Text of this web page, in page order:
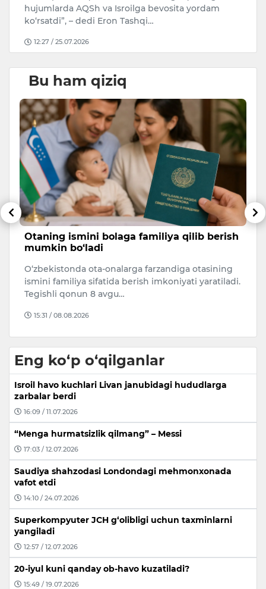
hujumlarda AQSh va Isroilga bevosita yordam
ko‘rsatdi”, – dedi Eron Tashqi…
12:27 / 25.07.2026
Bu ham qiziq
Otaning ismini bolaga familiya qilib berish
mumkin bo‘ladi
O‘zbekistonda ota-onalarga farzandiga otasining
ismini familiya sifatida berish imkoniyati yaratiladi.
Tegishli qonun 8 avgu…
15:31 / 08.08.2026
Eng ko‘p o‘qilganlar
Isroil havo kuchlari Livan janubidagi hududlarga
zarbalar berdi
16:09 / 11.07.2026
“Menga hurmatsizlik qilmang” – Messi
17:03 / 12.07.2026
Saudiya shahzodasi Londondagi mehmonxonada
vafot etdi
14:10 / 24.07.2026
Superkompyuter JCH g‘olibligi uchun taxminlarni
yangiladi
12:57 / 12.07.2026
20-iyul kuni qanday ob-havo kuzatiladi?
15:49 / 19.07.2026